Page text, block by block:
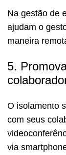
Na gestão de
ajudam o
maneira
5.
O isolamento
com seus
via